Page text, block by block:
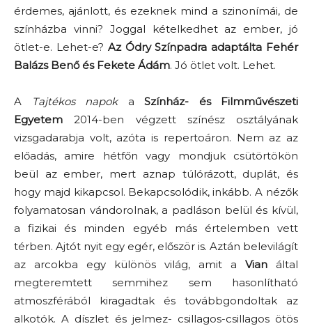
érdemes, ajánlott, és ezeknek mind a szinonímái, de
színházba vinni? Joggal kételkedhet az ember, jó
ötlet-e. Lehet-e? Az Ódry Színpadra adaptálta Fehér
Balázs Benő és Fekete Ádám. Jó ötlet volt. Lehet.
A Tajtékos napok a Színház- és Filmművészeti
Egyetem 2014-ben végzett színész osztályának
vizsgadarabja volt, azóta is repertoáron. Nem az az
előadás, amire hétfőn vagy mondjuk csütörtökön
beül az ember, mert aznap túlórázott, duplát, és
hogy majd kikapcsol. Bekapcsolódik, inkább. A nézők
folyamatosan vándorolnak, a padláson belül és kívül,
a fizikai és minden egyéb más értelemben vett
térben. Ajtót nyit egy egér, először is. Aztán belevilágít
az arcokba egy különös világ, amit a Vian által
megteremtett semmihez sem hasonlítható
atmoszférából kiragadtak és továbbgondoltak az
alkotók. A díszlet és jelmez- csillagos-csillagos ötös